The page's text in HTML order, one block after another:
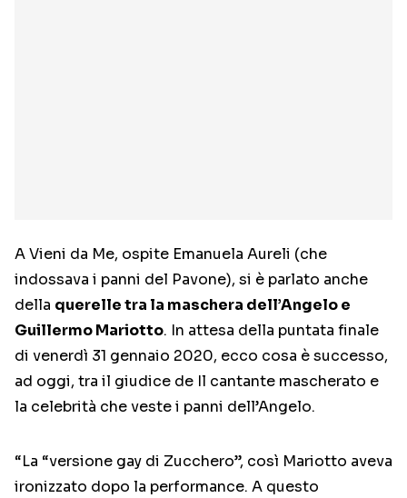
A Vieni da Me, ospite Emanuela Aureli (che
indossava i panni del Pavone), si è parlato anche
della querelle tra la maschera dell’Angelo e
Guillermo Mariotto. In attesa della puntata finale
di venerdì 31 gennaio 2020, ecco cosa è successo,
ad oggi, tra il giudice de Il cantante mascherato e
la celebrità che veste i panni dell’Angelo.
“La “versione gay di Zucchero”, così Mariotto aveva
ironizzato dopo la performance. A questo